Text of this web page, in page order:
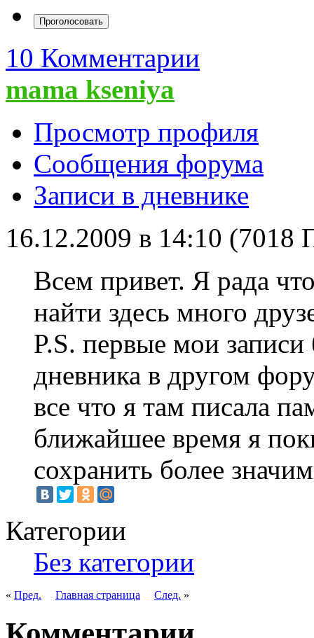
10 Комментарии
mama kseniya
Просмотр профиля
Сообщения форума
Записи в дневнике
16.12.2009 в 14:10 (7018
Всем привет. Я рада
найти здесь много
P.S. первые мои
дневника в другом
все что я там писала
ближайшее время я
сохранить более
Категории
Без категории
« Пред. Главная страница След. »